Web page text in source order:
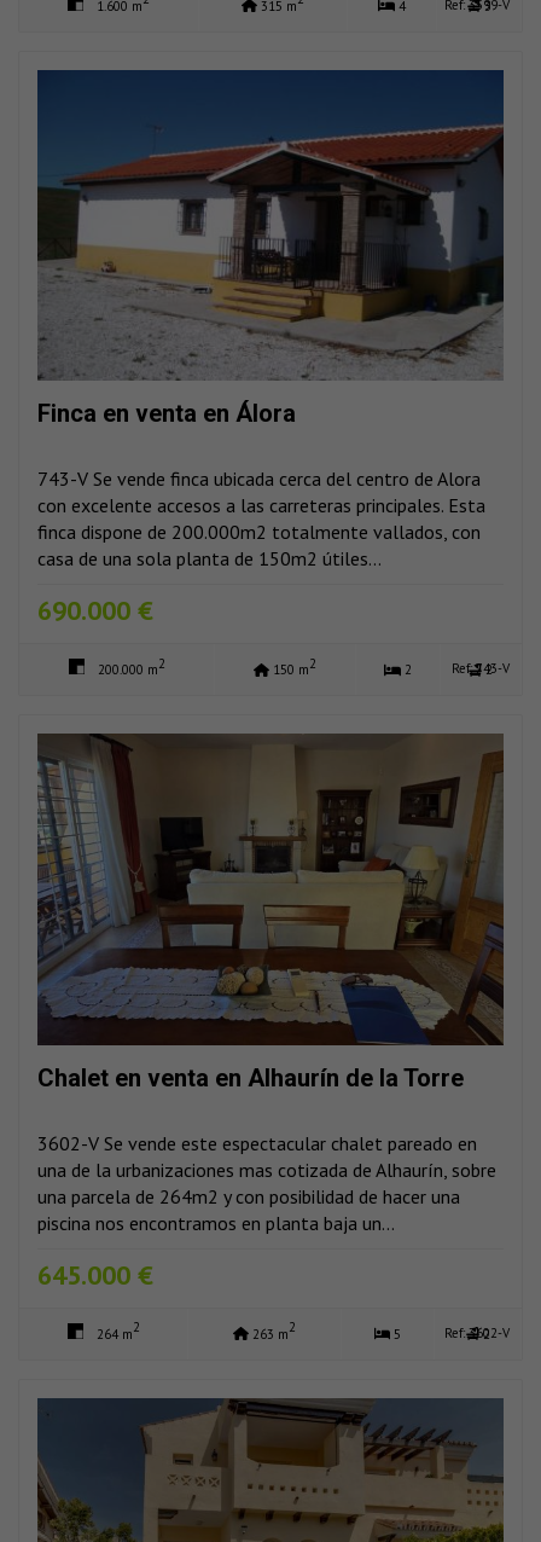
1.600 m 315 m 4 3
Ref: 3599-V
Finca en venta en Álora
743-V Se vende finca ubicada cerca del centro de Alora
con excelente accesos a las carreteras principales. Esta
finca dispone de 200.000m2 totalmente vallados, con
casa de una sola planta de 150m2 útiles...
690.000 €
200.000 m2 150 m2 2 2
Ref: 743-V
Chalet en venta en Alhaurín de la Torre
3602-V Se vende este espectacular chalet pareado en
una de la urbanizaciones mas cotizada de Alhaurín, sobre
una parcela de 264m2 y con posibilidad de hacer una
piscina nos encontramos en planta baja un...
645.000 €
264 m2 263 m2 5 2
Ref: 3602-V